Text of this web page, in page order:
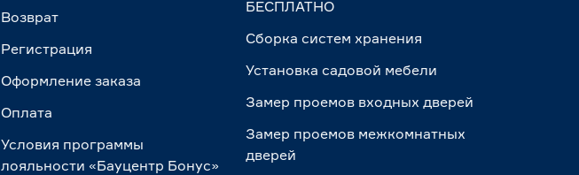
Возврат
Регистрация
Оформление заказа
Оплата
Условия программы
лояльности «Бауцентр Бонус»
БЕСПЛАТНО
Сборка систем хранения
Установка садовой мебели
Замер проемов входных дверей
Замер проемов межкомнатных
дверей